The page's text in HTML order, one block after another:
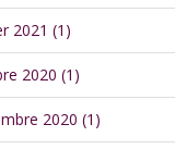
2021 (1)
2020 (1)
2020 (1)